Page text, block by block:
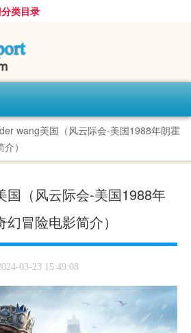
类目录
wang美国（风云际会-美国1988年朗霍
）
国（风云际会-美国1988年
冒险电影简介）
03-23 15:49:08